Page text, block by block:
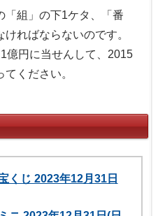
「組」の下1ケタ、「番
ればならないのです。
億円に当せんして、2015
ください。
くじ 2023年12月31日